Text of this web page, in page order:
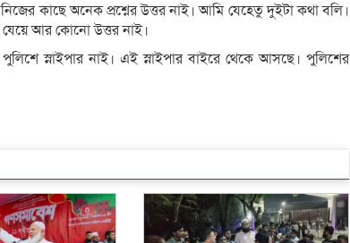
কাছে অনেক প্রশ্নের উত্তর নাই। আমি যেহেতু দুইটা কথা বলি।
যেয়ে আর কোনো উত্তর নাই।
স্নাইপার নাই। এই স্নাইপার বাইরে থেকে আসছে। পুলিশের